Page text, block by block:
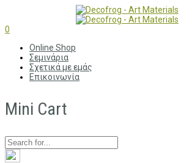
0
Online Shop
Σεμινάρια
Σχετικά με εμάς
Επικοινωνία
Mini Cart